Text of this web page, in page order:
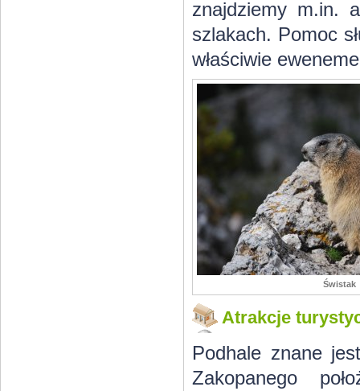
znajdziemy m.in.
szlakach. Pomoc
właściwie
Świstak
Atrakcje
Podhale znane
Zakopanego